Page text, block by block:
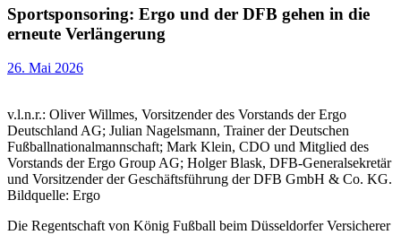
Sportsponsoring: Ergo und der DFB gehen in die
erneute Verlängerung
26. Mai 2026
v.l.n.r.: Oliver Willmes, Vorsitzender des Vorstands der Ergo
Deutschland AG; Julian Nagelsmann, Trainer der Deutschen
Fußballnationalmannschaft; Mark Klein, CDO und Mitglied des
Vorstands der Ergo Group AG; Holger Blask, DFB-Generalsekretär
und Vorsitzender der Geschäftsführung der DFB GmbH & Co. KG.
Bildquelle: Ergo
Die Regentschaft von König Fußball beim Düsseldorfer Versicherer